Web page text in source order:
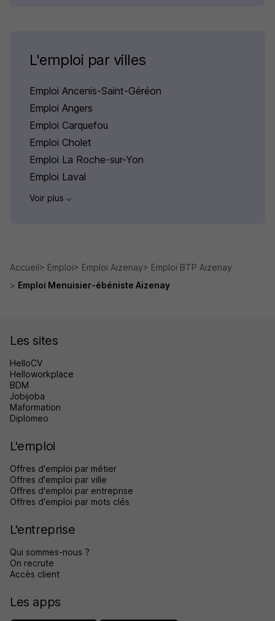
L'emploi par villes
Emploi Ancenis-Saint-Géréon
Emploi Angers
Emploi Carquefou
Emploi Cholet
Emploi La Roche-sur-Yon
Emploi Laval
Voir plus
Accueil Emploi Emploi Aizenay
Emploi BTP Aizenay
Emploi Menuisier-ébéniste Aizenay
Les sites
HelloCV
Helloworkplace
BDM
Jobijoba
Maformation
Diplomeo
L'emploi
Offres d'emploi par métier
Offres d'emploi par ville
Offres d'emploi par entreprise
Offres d'emploi par mots clés
L'entreprise
Qui sommes-nous ?
On recrute
Accès client
Les apps